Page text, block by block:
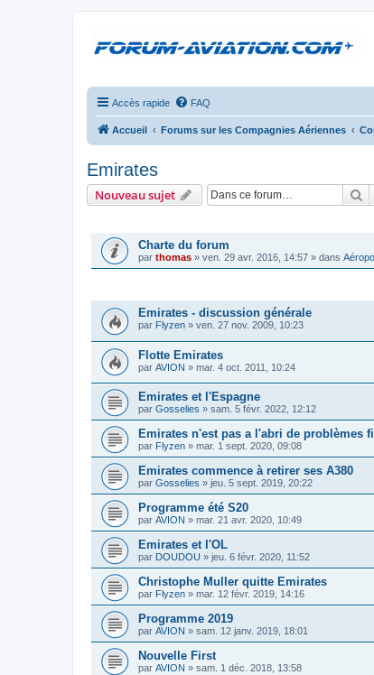
Accès rapide FAQ
Accueil Forums sur les Compagnies Aériennes
Emirates
Nouveau sujet
Charte du forum
par thomas » ven. 29 avr. 2016, 14:57 » dans
Emirates - discussion générale
par Flyzen » ven. 27 nov. 2009, 10:23
Flotte Emirates
par AVION » mar. 4 oct. 2011, 10:24
Emirates et l'Espagne
par Gosselies » sam. 5 févr. 2022, 12:12
Emirates n'est pas a l'abri de problèmes
par Flyzen » mar. 1 sept. 2020, 09:08
Emirates commence à retirer ses A380
par Gosselies » jeu. 5 sept. 2019, 20:22
Programme été S20
par AVION » mar. 21 avr. 2020, 10:49
Emirates et l'OL
par DOUDOU » jeu. 6 févr. 2020, 11:52
Christophe Muller quitte Emirates
par Flyzen » mar. 12 févr. 2019, 14:16
Programme 2019
par AVION » sam. 12 janv. 2019, 18:01
Nouvelle First
par AVION » sam. 1 déc. 2018, 13:58